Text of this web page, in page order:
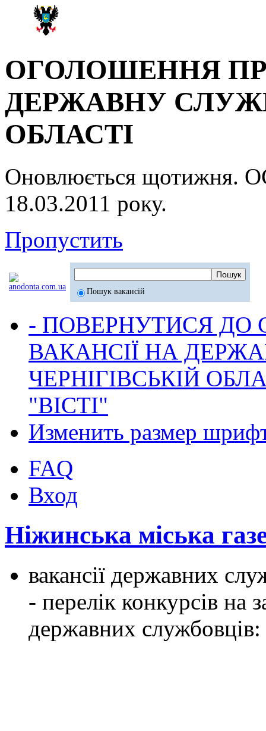
ОГОЛОШЕННЯ
ДЕРЖАВНУ
ОБЛАСТІ
Оновлюється
18.03.2011 року.
Пропустить
Пошук вакансій
- ПОВЕРНУТИСЯ ДО
ВАКАНСІЇ НА
ЧЕРНІГІВСЬКІЙ
"ВІСТІ"
Изменить размер
FAQ
Вход
Ніжинська міська
вакансії державних
- перелік конкурсів на
державних службовців: